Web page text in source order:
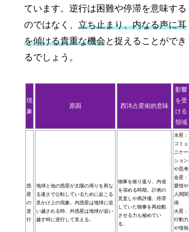
ています。逆行は困難や停滞を意味する
のではなく、立ち止まり、内なる声に耳
を傾ける貴重な機会と捉えることができ
るでしょう。
現
象
原因 西洋占星術的意味
影響
を受
ける
領域
惑
星
の
逆
行
地球と他の惑星が太陽の周りを異な
る速さで公転しているために起こる
見かけ上の現象。内惑星は地球に追
い越される時、外惑星は地球が追い
越す時に逆行して見える。
物事を振り返り、内省
を深める時期。計画の
見直しや再評価、停滞
していた物事を再始動
させる力も秘めてい
る。
水星：
コミュ
ニケー
ション
や思考
金星：
愛情や
人間関
係
火星：
行動力
や情熱